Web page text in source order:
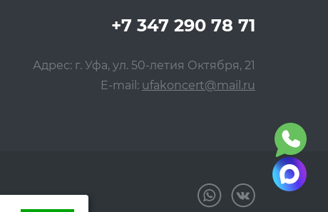
+7 347 290 78 71
Адрес: г. Уфа, ул. 50-летия Октября, 21
E-mail: ufakoncert@mail.ru